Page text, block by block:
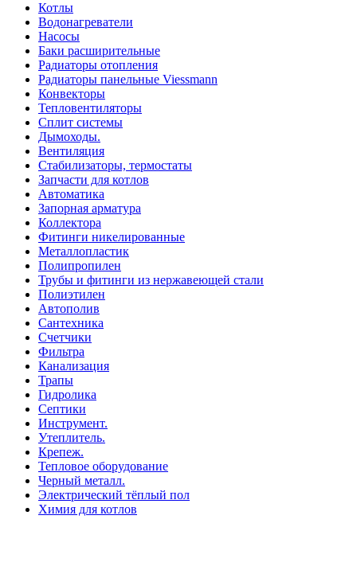
Котлы
Водонагреватели
Насосы
Баки расширительные
Радиаторы отопления
Радиаторы панельные Viessmann
Конвекторы
Тепловентиляторы
Сплит системы
Дымоходы.
Вентиляция
Стабилизаторы, термостаты
Запчасти для котлов
Автоматика
Запорная арматура
Коллектора
Фитинги никелированные
Металлопластик
Полипропилен
Трубы и фитинги из нержавеющей стали
Полиэтилен
Автополив
Сантехника
Счетчики
Фильтра
Канализация
Трапы
Гидролика
Септики
Инструмент.
Утеплитель.
Крепеж.
Тепловое оборудование
Черный металл.
Электрический тёплый пол
Химия для котлов